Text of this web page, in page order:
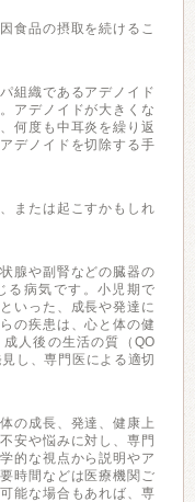
食品の摂取を続けるこ
組織であるアデノイド
アデノイドが大きくな
何度も中耳炎を繰り返
デノイドを切除する手
または起こすかもしれ
腺や副腎などの臓器の
る病気です。小児期で
いった、成長や発達に
の疾患は、心と体の健
人後の生活の質（QO
し、専門医による適切
の成長、発達、健康上
安や悩みに対し、専門
的な視点から説明やア
時間などは医療機関ご
能な場合もあれば、専